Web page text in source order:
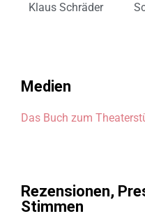
Klaus Schräder
Medien
Das Buch zum
Rezensionen,
Stimmen